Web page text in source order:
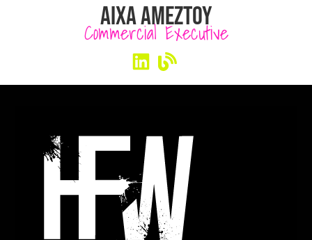
AIXA AMEZTOY
Commercial Executive